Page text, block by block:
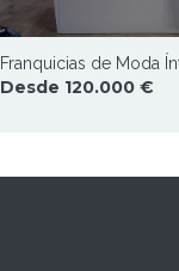
Franquicias de Moda
Desde 120.000 €